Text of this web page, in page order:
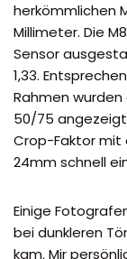
herkömmlichen
Millimeter. Die
Sensor
1,33.
Rahmen
50/75
Crop-Faktor mit
24mm schnell
Einige
bei dunkleren
kam. Mir